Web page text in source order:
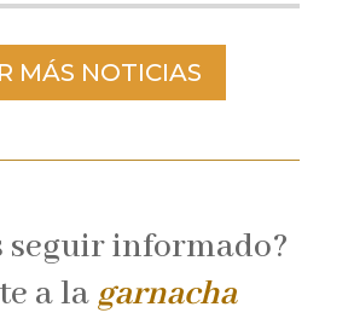
MÁS NOTICIAS
seguir informado?
a la garnacha